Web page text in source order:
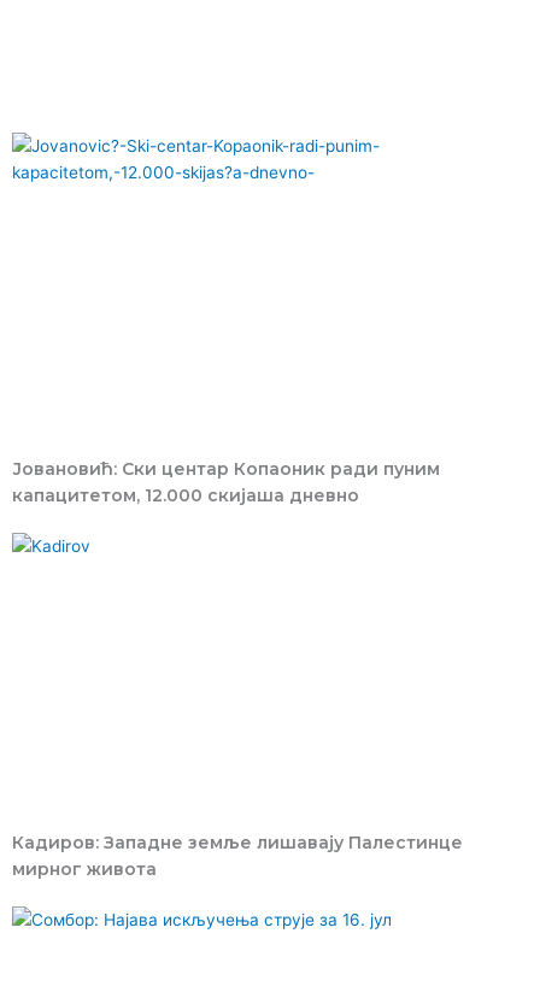
Јовановић: Ски центар Копаоник ради пуним
капацитетом, 12.000 скијаша дневно
Кадиров: Западне земље лишавају Палестинце
мирног живота